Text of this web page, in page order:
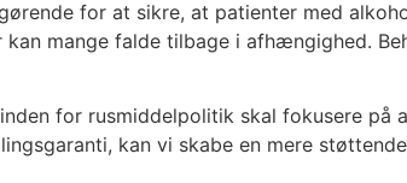
for at sikre, at patienter med
mange falde tilbage i afhængighed.
for rusmiddelpolitik skal fokusere
kan vi skabe en mere